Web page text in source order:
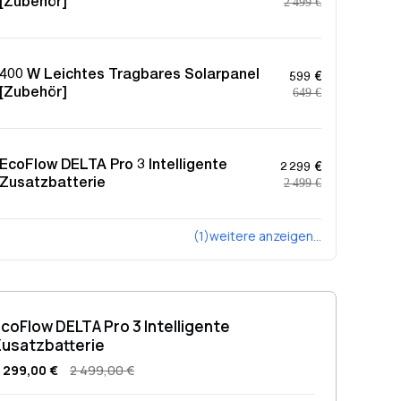
400 W Leichtes Tragbares Solarpanel
[Zubehör]
649 €
599 €
EcoFlow DELTA Pro 3 Intelligente
Zusatzbatterie
2 499 €
2 299 €
(1)weitere anzeigen...
DELTA Pro 3 Intelligente
299,00 € 2 499,00 €